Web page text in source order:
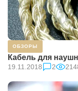
ОБЗОРЫ
Кабель для
19.11.2018 2